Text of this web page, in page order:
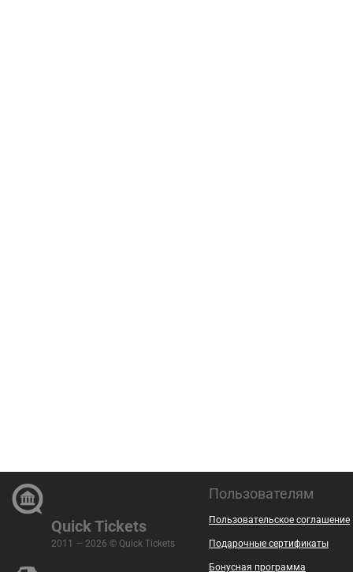
Quick Tickets
2011 — 2026 © Quick Tickets
Пользователям
Пользовательское соглашение
Подарочные сертификаты
Бонусная программа